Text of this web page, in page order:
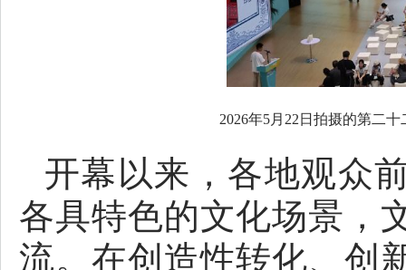
2026年5月22日拍摄的第二
开幕以来，各地观众
各具特色的文化场景，
流。在创造性转化、创